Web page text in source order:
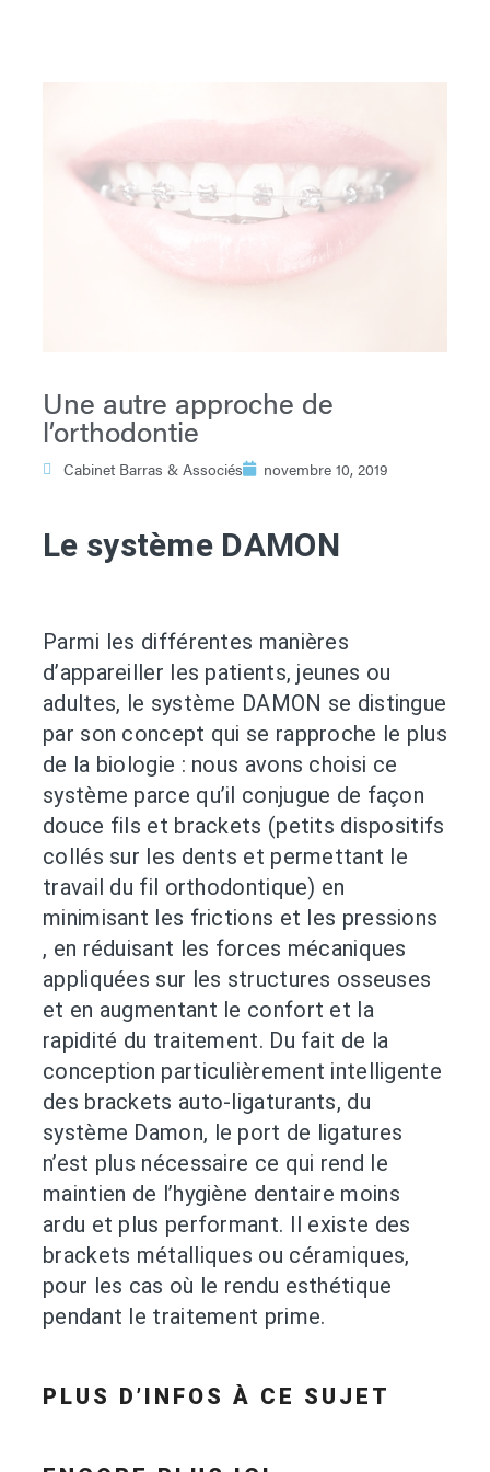
Une autre approche de
l’orthodontie
Cabinet Barras & Associés novembre 10, 2019
Le système DAMON
Parmi les différentes manières
d’appareiller les patients, jeunes ou
adultes, le système DAMON se distingue
par son concept qui se rapproche le plus
de la biologie : nous avons choisi ce
système parce qu’il conjugue de façon
douce fils et brackets (petits dispositifs
collés sur les dents et permettant le
travail du fil orthodontique) en
minimisant les frictions et les pressions
, en réduisant les forces mécaniques
appliquées sur les structures osseuses
et en augmentant le confort et la
rapidité du traitement. Du fait de la
conception particulièrement intelligente
des brackets auto-ligaturants, du
système Damon, le port de ligatures
n’est plus nécessaire ce qui rend le
maintien de l’hygiène dentaire moins
ardu et plus performant. Il existe des
brackets métalliques ou céramiques,
pour les cas où le rendu esthétique
pendant le traitement prime.
PLUS D’INFOS À CE SUJET